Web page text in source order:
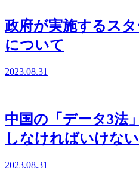
政府が実施するス
について
2023.08.31
中国の「データ3法
しなければいけな
2023.08.31